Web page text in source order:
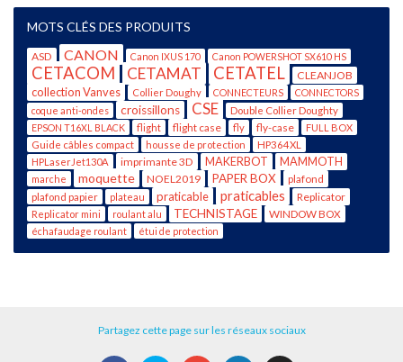
MOTS CLÉS DES PRODUITS
ASD CANON Canon IXUS 170 Canon POWERSHOT SX610 HS
CETACOM CETAMAT CETATEL CLEANJOB
collection Vanves Collier Doughy CONNECTEURS
CONNECTORS
coque anti-ondes
croissillons CSE
Double Collier Doughty
EPSON T16XL BLACK
flight flight case fly fly-case
FULL BOX
Guide câbles compact
housse de protection
HP364XL
HPLaserJet130A
imprimante 3D MAKERBOT MAMMOTH
marche moquette NOEL2019 PAPER BOX plafond
plafond papier plateau praticable praticables Replicator
Replicator mini roulant alu TECHNISTAGE WINDOW BOX
échafaudage roulant étui de protection
Partagez cette page sur les réseaux sociaux